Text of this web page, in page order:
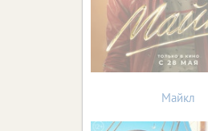
Майкл